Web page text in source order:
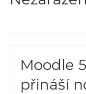
Moodle
přináší